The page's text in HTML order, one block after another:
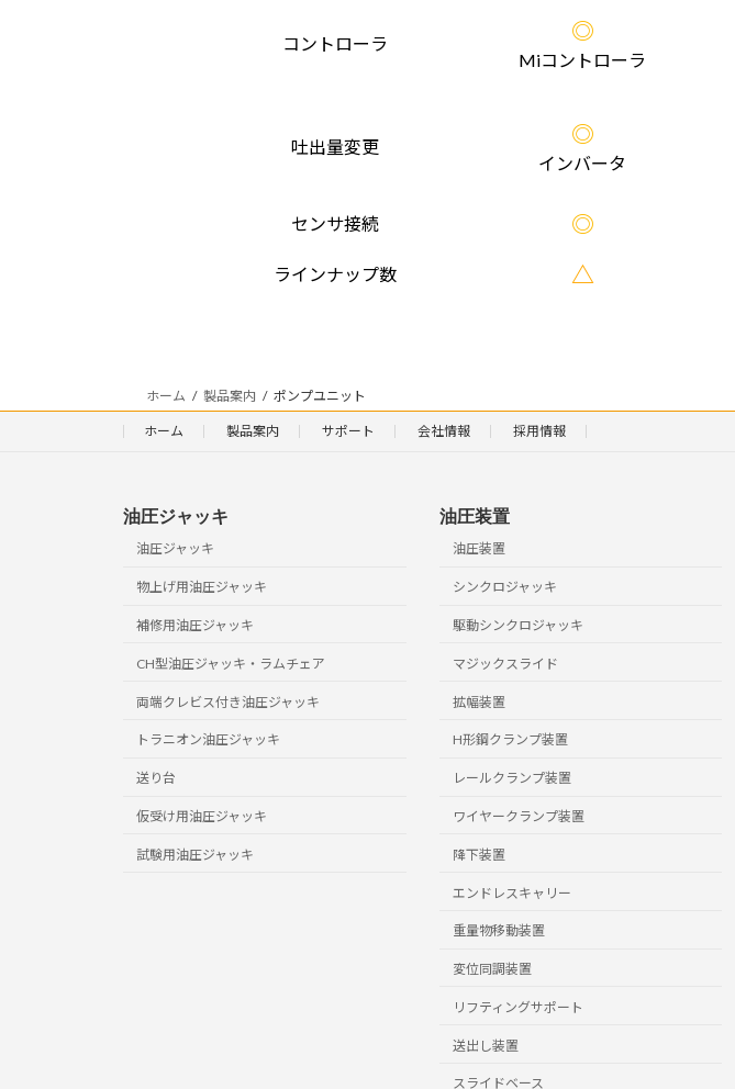
コントローラ ◎
Miコントローラ
吐出量変更 ◎
インバータ
センサ接続 ◎
ラインナップ数 △
ホーム 製品案内 ポンプユニット
ホーム 製品案内 サポート 会社情報 採用情報
油圧ジャッキ
油圧ジャッキ
物上げ用油圧ジャッキ
補修用油圧ジャッキ
CH型油圧ジャッキ・ラムチェア
両端クレビス付き油圧ジャッキ
トラニオン油圧ジャッキ
送り台
仮受け用油圧ジャッキ
試験用油圧ジャッキ
油圧装置
油圧装置
シンクロジャッキ
駆動シンクロジャッキ
マジックスライド
拡幅装置
H形鋼クランプ装置
レールクランプ装置
ワイヤークランプ装置
降下装置
エンドレスキャリー
重量物移動装置
変位同調装置
リフティングサポート
送出し装置
スライドベース